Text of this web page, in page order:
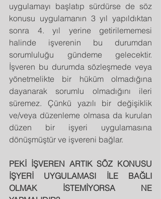
uygulamayı başlatıp sürdürse de söz
konusu uygulamanın 3 yıl yapıldıktan
sonra 4. yıl yerine getirilememesi
halinde işverenin bu durumdan
sorumluluğu gündeme gelecektir.
İşveren bu durumda sözleşmede veya
yönetmelikte bir hüküm olmadığına
dayanarak sorumlu olmadığını ileri
süremez. Çünkü yazılı bir değişiklik
ve/veya düzenleme olmasa da kurulan
düzen bir işyeri uygulamasına
dönüşmüştür ve işvereni bağlar.
PEKİ İŞVEREN ARTIK SÖZ KONUSU
İŞYERİ UYGULAMASI İLE BAĞLI
OLMAK İSTEMİYORSA NE